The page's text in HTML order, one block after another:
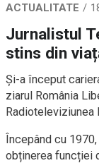
ACTUALITATE
Jurnalistul
stins din
Și-a început
ziarul România
Radioteleviziunea
Începând cu
obținerea funcției